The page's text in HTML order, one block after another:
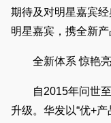
期待及对明星嘉宾
明星嘉宾，携全新产
全新体系 惊艳
自2015年问世至
升级。华发以“优+